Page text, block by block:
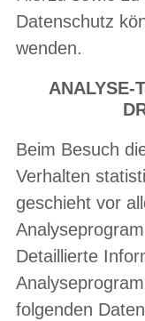
Datenschutz
wenden.
ANALYSE-
Beim Besuch
Verhalten
geschieht vor
Detaillierte
folgenden